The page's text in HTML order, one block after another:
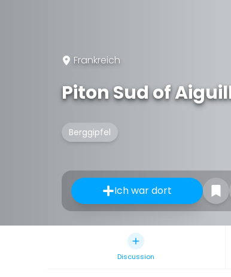
Frankreich
Piton Sud of
Berggipfel
Ich war dort
Discussion